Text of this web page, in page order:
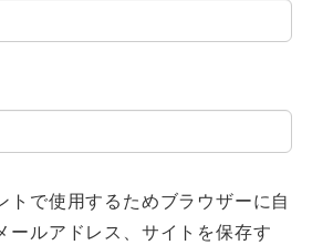
トで使用するためブラウザーに自
ールアドレス、サイトを保存す